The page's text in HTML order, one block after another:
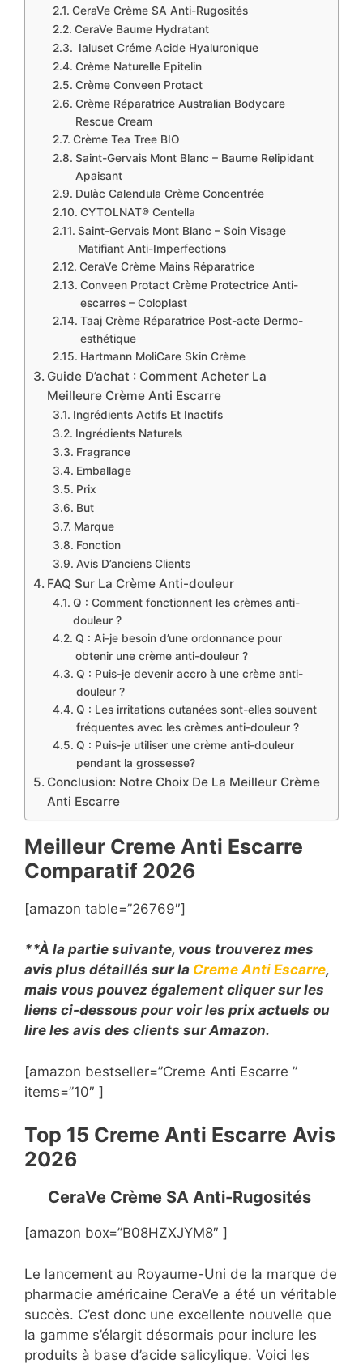
CeraVe Crème SA Anti-Rugosités
CeraVe Baume Hydratant
Ialuset Créme Acide Hyaluronique
Crème Naturelle Epitelin
Crème Conveen Protact
Crème Réparatrice Australian Bodycare
Rescue Cream
Crème Tea Tree BIO
Saint-Gervais Mont Blanc – Baume Relipidant
Apaisant
Dulàc Calendula Crème Concentrée
CYTOLNAT® Centella
Saint-Gervais Mont Blanc – Soin Visage
Matifiant Anti-Imperfections
CeraVe Crème Mains Réparatrice
Conveen Protact Crème Protectrice Anti-
escarres – Coloplast
Taaj Crème Réparatrice Post-acte Dermo-
esthétique
Hartmann MoliCare Skin Crème
Guide D’achat : Comment Acheter La
Meilleure Crème Anti Escarre
Ingrédients Actifs Et Inactifs
Ingrédients Naturels
Fragrance
Emballage
Prix
But
Marque
Fonction
Avis D’anciens Clients
FAQ Sur La Crème Anti-douleur
Q : Comment fonctionnent les crèmes anti-
douleur ?
Q : Ai-je besoin d’une ordonnance pour
obtenir une crème anti-douleur ?
Q : Puis-je devenir accro à une crème anti-
douleur ?
Q : Les irritations cutanées sont-elles souvent
fréquentes avec les crèmes anti-douleur ?
Q : Puis-je utiliser une crème anti-douleur
pendant la grossesse?
Conclusion: Notre Choix De La Meilleur Crème
Anti Escarre
Meilleur Creme Anti Escarre
Comparatif 2026
[amazon table=”26769″]
**À la partie suivante, vous trouverez mes
avis plus détaillés sur la Creme Anti Escarre,
mais vous pouvez également cliquer sur les
liens ci-dessous pour voir les prix actuels ou
lire les avis des clients sur Amazon.
[amazon bestseller=”Creme Anti Escarre ”
items=”10″ ]
Top 15 Creme Anti Escarre Avis
2026
CeraVe Crème SA Anti-Rugosités
[amazon box=”B08HZXJYM8″ ]
Le lancement au Royaume-Uni de la marque de
pharmacie américaine CeraVe a été un véritable
succès. C’est donc une excellente nouvelle que
la gamme s’élargit désormais pour inclure les
produits à base d’acide salicylique. Voici les